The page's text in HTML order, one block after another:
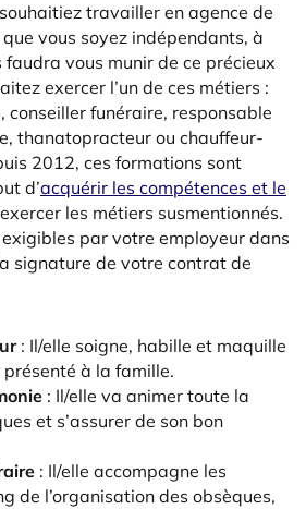
travailler en agence de
vous soyez indépendants, à
vous munir de ce précieux
exercer l’un de ces métiers :
conseiller funéraire, responsable
thanatopracteur ou chauffeur-
2012, ces formations sont
d’acquérir les compétences et le
les métiers susmentionnés.
par votre employeur dans
signature de votre contrat de
: Il/elle soigne, habille et maquille
à la famille.
: Il/elle va animer toute la
et s’assurer de son bon
: Il/elle accompagne les
de l’organisation des obsèques,